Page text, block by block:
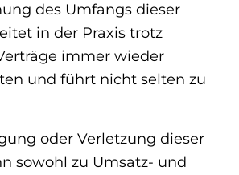
des Umfangs dieser
in der Praxis trotz
immer wieder
und führt nicht selten zu
oder Verletzung dieser
sowohl zu Umsatz- und